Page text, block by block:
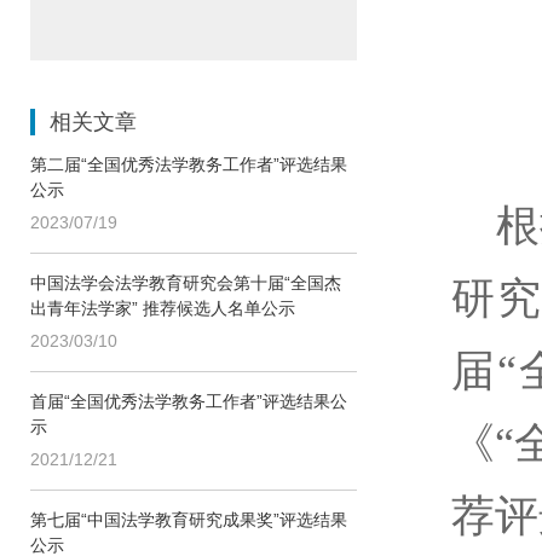
相关文章
第二届“全国优秀法学教务工作者”评选结果
公示
2023/07/19
中国法学会法学教育研究会第十届“全国杰
出青年法学家” 推荐候选人名单公示
2023/03/10
首届“全国优秀法学教务工作者”评选结果公
示
2021/12/21
第七届“中国法学教育研究成果奖”评选结果
公示
研
届“
《“
荐